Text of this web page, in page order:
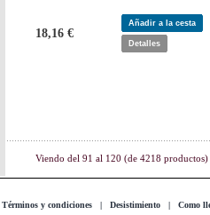
18,16 €
Añadir a la cesta
Detalles
Viendo del 91 al 120 (de 4218 productos)
Términos y condiciones | Desistimiento | Como